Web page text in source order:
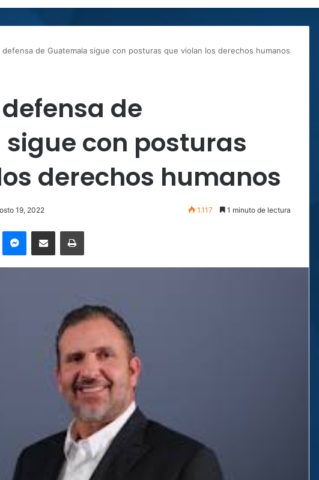
de Guatemala sigue con posturas que violan los derechos humanos
de
con posturas
derechos humanos
19, 2022 1.117 1 minuto de lectura
MessengerCompartir por correo electrónicoImprimir